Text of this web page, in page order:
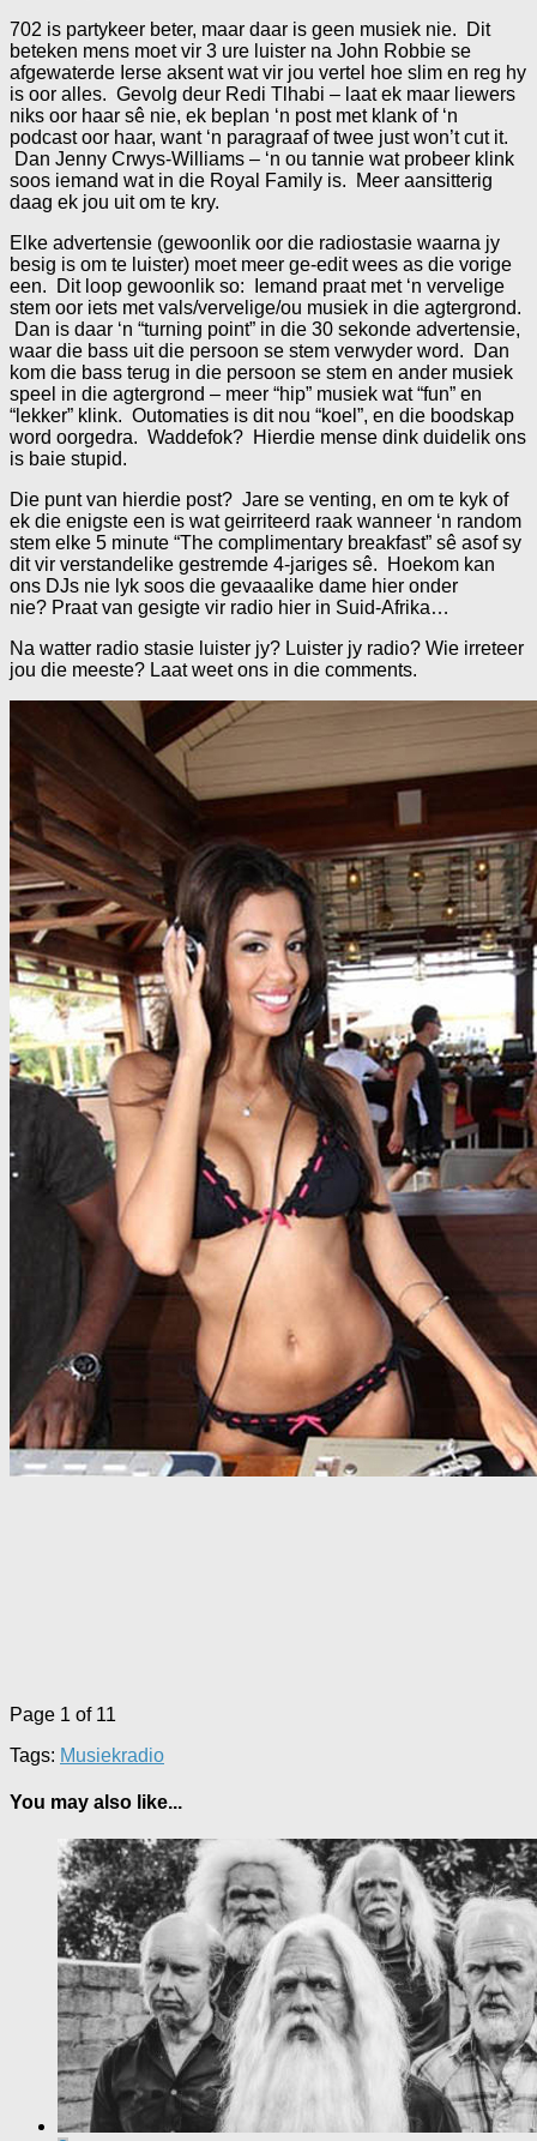
702 is partykeer beter, maar daar is geen musiek nie. Dit
beteken mens moet vir 3 ure luister na John Robbie se
afgewaterde Ierse aksent wat vir jou vertel hoe slim en reg hy
is oor alles. Gevolg deur Redi Tlhabi – laat ek maar liewers
niks oor haar sê nie, ek beplan ‘n post met klank of ‘n
podcast oor haar, want ‘n paragraaf of twee just won’t cut it.
Dan Jenny Crwys-Williams – ‘n ou tannie wat probeer klink
soos iemand wat in die Royal Family is. Meer aansitterig
daag ek jou uit om te kry.
Elke advertensie (gewoonlik oor die radiostasie waarna jy
besig is om te luister) moet meer ge-edit wees as die vorige
een. Dit loop gewoonlik so: Iemand praat met ‘n vervelige
stem oor iets met vals/vervelige/ou musiek in die agtergrond.
Dan is daar ‘n “turning point” in die 30 sekonde advertensie,
waar die bass uit die persoon se stem verwyder word. Dan
kom die bass terug in die persoon se stem en ander musiek
speel in die agtergrond – meer “hip” musiek wat “fun” en
“lekker” klink. Outomaties is dit nou “koel”, en die boodskap
word oorgedra. Waddefok? Hierdie mense dink duidelik ons
is baie stupid.
Die punt van hierdie post? Jare se venting, en om te kyk of
ek die enigste een is wat geirriteerd raak wanneer ‘n random
stem elke 5 minute “The complimentary breakfast” sê asof sy
dit vir verstandelike gestremde 4-jariges sê. Hoekom kan
ons DJs nie lyk soos die gevaaalike dame hier onder
nie? Praat van gesigte vir radio hier in Suid-Afrika…
Na watter radio stasie luister jy? Luister jy radio? Wie irreteer
jou die meeste? Laat weet ons in die comments.
Page 1 of 11
Tags: Musiekradio
You may also like...